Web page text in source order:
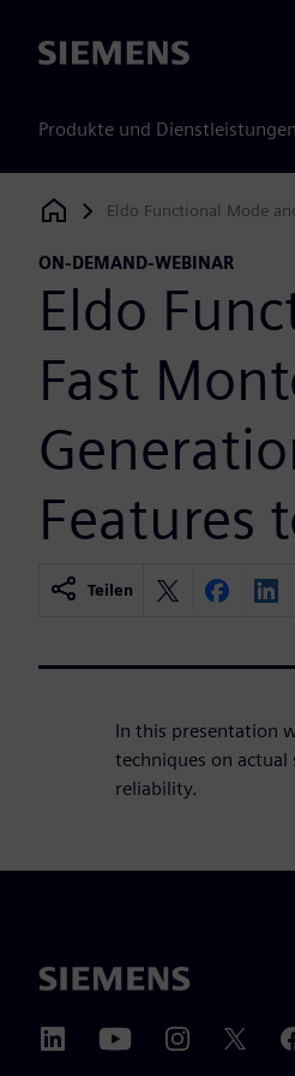
Siemens
Produkte und Dienstleistungen
Siemens Digital Industries
Eldo Functional Mode
ON-DEMAND-WEBINAR
Eldo
Fast
Features
Teilen
In this presentation
techniques on
reliability.